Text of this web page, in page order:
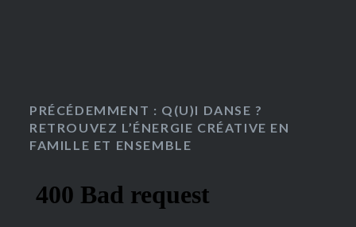
PRÉCÉDEMMENT : Q(U)I DANSE ?
RETROUVEZ L’ÉNERGIE CRÉATIVE EN
FAMILLE ET ENSEMBLE